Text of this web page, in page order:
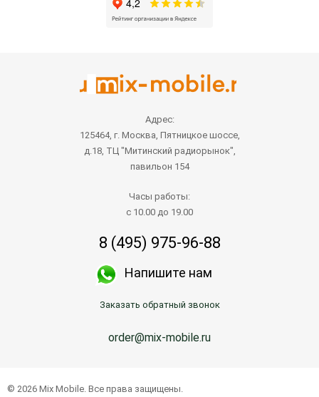
Адрес:
125464, г. Москва, Пятницкое шоссе,
д.18, ТЦ "Митинский радиорынок",
павильон 154
Часы работы:
с 10.00 до 19.00
8 (495) 975-96-88
Напишите нам
Заказать обратный звонок
order@mix-mobile.ru
© 2026 Mix Mobile. Все права защищены.